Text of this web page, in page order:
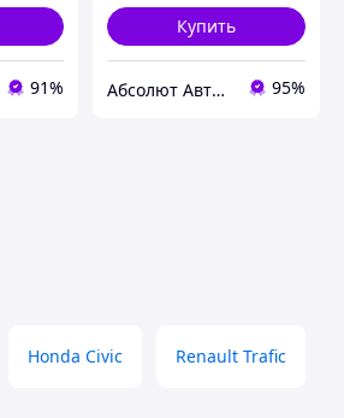
91%
Купить
Абсолют Авто-Абсолютное Качество ABSOLUTAVTO.COM.UA 95%
Honda Civic Renault Trafic